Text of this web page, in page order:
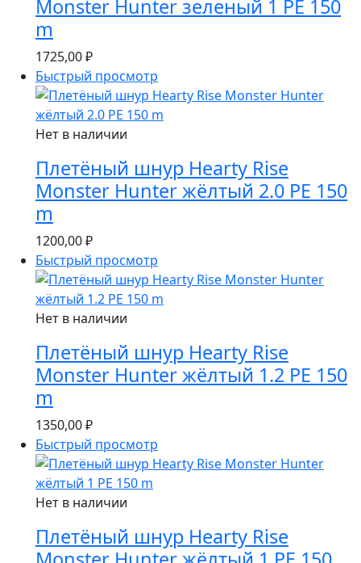
Monster Hunter зеленый 1 PE 150
m
1725,00₽
Быстрый просмотр
Нет в наличии
Плетёный шнур Hearty Rise
Monster Hunter жёлтый 2.0 PE 150
m
1200,00₽
Быстрый просмотр
Нет в наличии
Плетёный шнур Hearty Rise
Monster Hunter жёлтый 1.2 PE 150
m
1350,00₽
Быстрый просмотр
Нет в наличии
Плетёный шнур Hearty Rise